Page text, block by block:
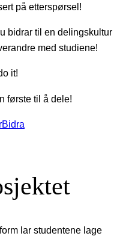
på etterspørsel!
bidrar til en delingskultur
med studiene!
it!
første til å dele!
Bidra
lar studentene lage